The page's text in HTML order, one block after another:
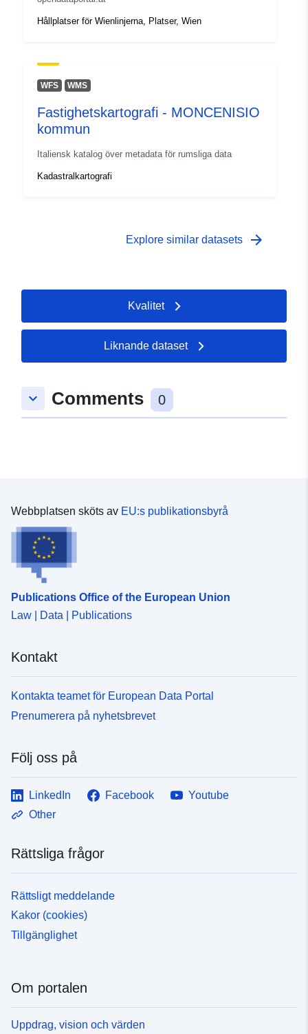
Hållplatser för Wienlinjerna, Platser, Wien
WFS WMS
Fastighetskartografi - MONCENISIO
kommun
Italiensk katalog över metadata för rumsliga data
Kadastralkartografi
Explore similar datasets arrow_forward
Kvalitet
Liknande dataset
keyboard_arrow_down Comments 0
Webbplatsen sköts av EU:s publikationsbyrå
Publications Office of the European Union
Law | Data | Publications
Kontakt
Kontakta teamet för European Data Portal
Prenumerera på nyhetsbrevet
Följ oss på
LinkedIn Facebook
Youtube
Other
Rättsliga frågor
Rättsligt meddelande
Kakor (cookies)
Tillgänglighet
Om portalen
Uppdrag, vision och värden